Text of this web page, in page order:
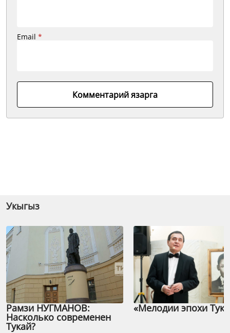
Email *
Комментарий язарга
Укыгыз
Рамзи НУГМАНОВ:
Насколько современен
Тукай?
«Мелодии эпохи